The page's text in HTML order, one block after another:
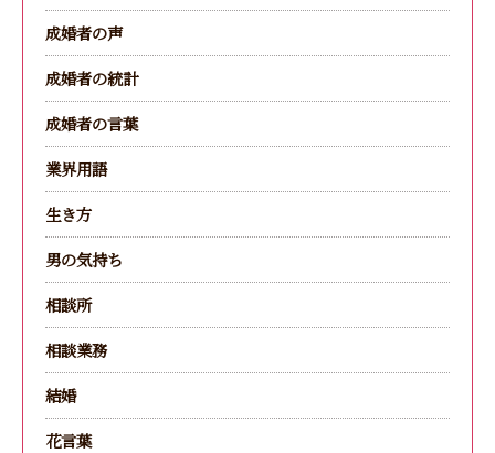
成婚者の声
成婚者の統計
成婚者の言葉
業界用語
生き方
男の気持ち
相談所
相談業務
結婚
花言葉